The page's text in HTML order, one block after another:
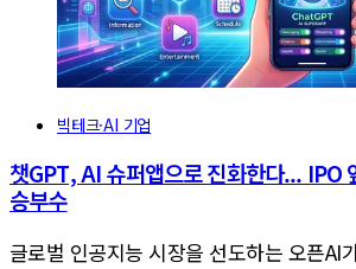
빅테크·AI 기업
챗GPT, AI 슈퍼앱으로 진화한다... IPO
승부수
글로벌 인공지능 시장을 선도하는 오픈AI